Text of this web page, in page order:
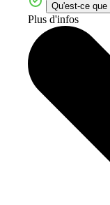
Qu'est-ce
Plus d'infos